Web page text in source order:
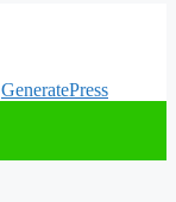
GeneratePress